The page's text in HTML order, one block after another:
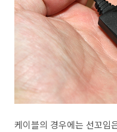
케이블의 경우에는 선꼬임